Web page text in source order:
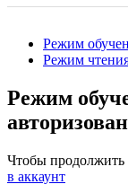
Режим
Режим
Режим
Чтобы продолжить
в аккаунт